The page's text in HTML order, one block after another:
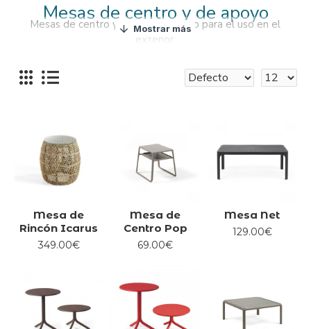
Mesas de centro y de apoyo
Mesas de centro y mesas de apoyo para el uso en el
exterior.
existiendo siempre una opción que combina con su
mobiliario de exterior ya existente.
Mesa de
Rincón Icarus
349.00€
Mesa de
Centro Pop
69.00€
Mesa Net
129.00€